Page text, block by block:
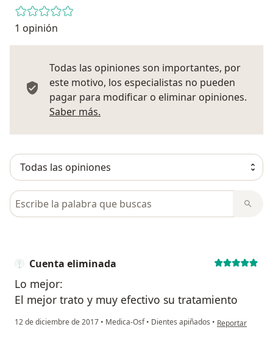
1 opinión
Todas las opiniones son importantes, por
este motivo, los especialistas no pueden
pagar para modificar o eliminar opiniones.
Saber más.
Busca en opiniones
Cuenta eliminada
Lo mejor:
El mejor trato y muy efectivo su tratamiento
12 de diciembre de 2017 • Medica-Osf• Dientes apiñados • en opinión del
Reportar